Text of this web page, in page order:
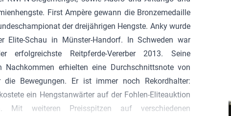
First Ampère gewann die Bronzemedaille
der dreijährigen Hengste. Anky wurde
Elite-Schau in Münster-Handorf. In Schweden war
erfolgreichste Reitpferde-Vererber 2013. Seine
Nachkommen erhielten eine Durchschnittsnote von
Bewegungen. Er ist immer noch Rekordhalter:
ein Hengstanwärter auf der Fohlen-Eliteauktion
Mit weiteren Preisspitzen auf verschiedenen
Allende von Ampère aus der Donna Cally von De Niro -